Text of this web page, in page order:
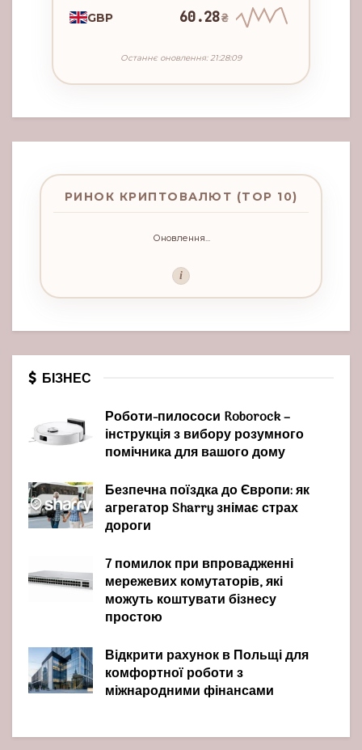
GBP 60.28₴
Останнє оновлення: 21:28:09
РИНОК КРИПТОВАЛЮТ (TOP 10)
Оновлення...
i
БІЗНЕС
Роботи-пилососи Roborock –
інструкція з вибору розумного
помічника для вашого дому
Безпечна поїздка до Європи: як
агрегатор Sharry знімає страх
дороги
7 помилок при впровадженні
мережевих комутаторів, які
можуть коштувати бізнесу
простою
Відкрити рахунок в Польщі для
комфортної роботи з
міжнародними фінансами